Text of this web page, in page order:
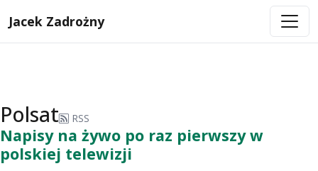
Jacek Zadrożny
Polsat RSS
Napisy na żywo po raz pierwszy w
polskiej telewizji